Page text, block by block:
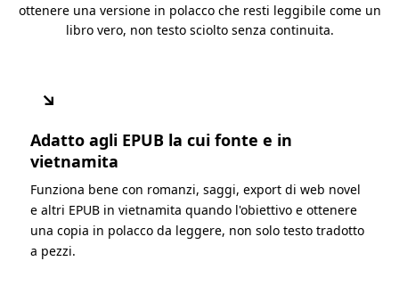
ottenere una versione in polacco che resti leggibile come un
libro vero, non testo sciolto senza continuita.
↘
Adatto agli EPUB la cui fonte e in
vietnamita
Funziona bene con romanzi, saggi, export di web novel
e altri EPUB in vietnamita quando l'obiettivo e ottenere
una copia in polacco da leggere, non solo testo tradotto
a pezzi.